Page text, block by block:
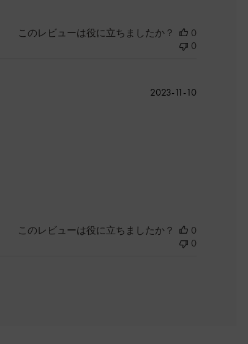
このレビューは役に立ちましたか？
0
0
公
2023-11-10
このレビューは役に立ちましたか？
0
0